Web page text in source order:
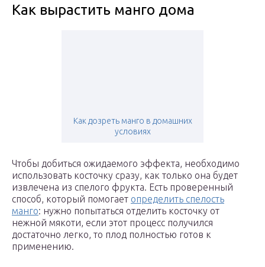
Как вырастить манго дома
Как дозреть манго в домашних
условиях
Чтобы добиться ожидаемого эффекта, необходимо
использовать косточку сразу, как только она будет
извлечена из спелого фрукта. Есть проверенный
способ, который помогает определить спелость
манго: нужно попытаться отделить косточку от
нежной мякоти, если этот процесс получился
достаточно легко, то плод полностью готов к
применению.